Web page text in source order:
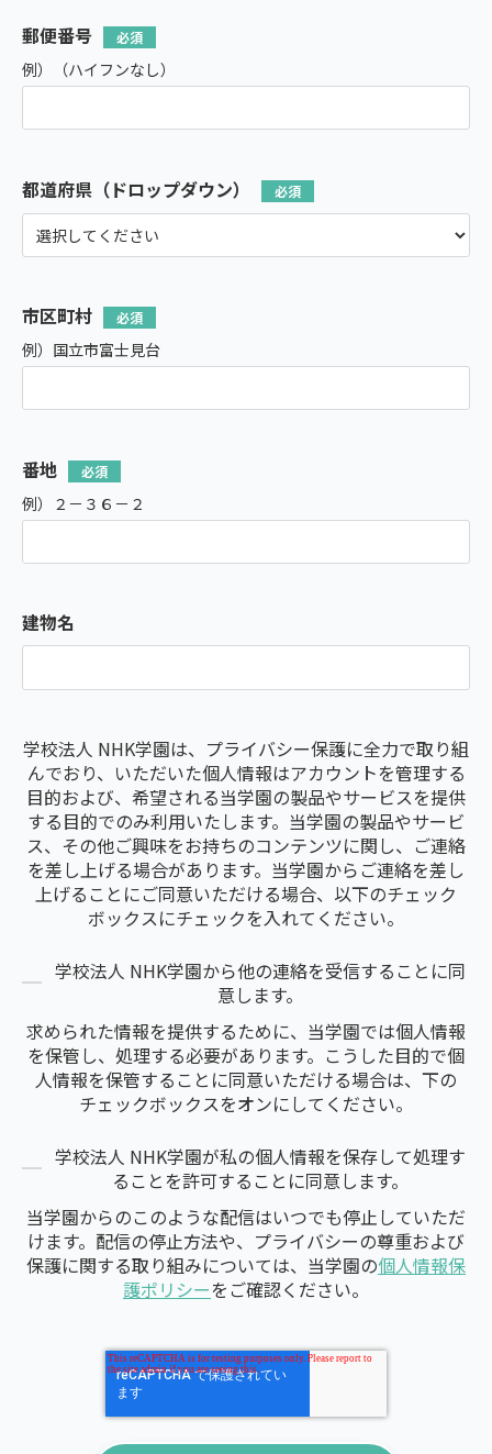
郵便番号
例）（ハイフンなし）
都道府県（ドロップダウン）
市区町村
例）国立市富士見台
番地
例）２－３６－２
建物名
学校法人 NHK学園は、プライバシー保護に全力で取り組
んでおり、いただいた個人情報はアカウントを管理する
目的および、希望される当学園の製品やサービスを提供
する目的でのみ利用いたします。当学園の製品やサービ
ス、その他ご興味をお持ちのコンテンツに関し、ご連絡
を差し上げる場合があります。当学園からご連絡を差し
上げることにご同意いただける場合、以下のチェック
ボックスにチェックを入れてください。
学校法人 NHK学園から他の連絡を受信することに同
意します。
求められた情報を提供するために、当学園では個人情報
を保管し、処理する必要があります。こうした目的で個
人情報を保管することに同意いただける場合は、下の
チェックボックスをオンにしてください。
学校法人 NHK学園が私の個人情報を保存して処理す
ることを許可することに同意します。
当学園からのこのような配信はいつでも停止していただ
けます。配信の停止方法や、プライバシーの尊重および
保護に関する取り組みについては、当学園の個人情報保
護ポリシーをご確認ください。